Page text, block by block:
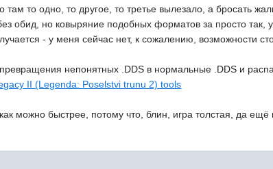
там то одно, то другое, то третье вылезало, а бросать
обид, но ковыряние подобных форматов за просто
- у меня сейчас нет, к сожалению, возможности
непонятных .DDS в нормальные .DDS и
II (Legenda: Poselstvi trunu 2) tools
можно быстрее, потому что, блин, игра толстая, да